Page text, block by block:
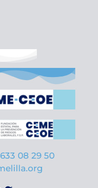
633 08 29 50